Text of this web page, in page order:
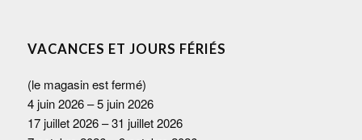
VACANCES ET JOURS FÉRIÉS
(le magasin est fermé)
4 juin 2026 – 5 juin 2026
17 juillet 2026 – 31 juillet 2026